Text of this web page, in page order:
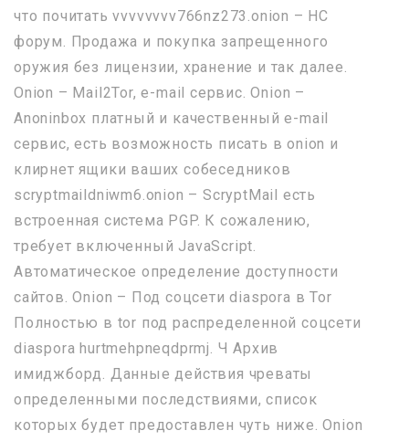
что почитать vvvvvvvv766nz273.onion – НС
форум. Продажа и покупка запрещенного
оружия без лицензии, хранение и так далее.
Onion – Mail2Tor, e-mail сервис. Onion –
Anoninbox платный и качественный e-mail
сервис, есть возможность писать в onion и
клирнет ящики ваших собеседников
scryptmaildniwm6.onion – ScryptMail есть
встроенная система PGP. К сожалению,
требует включенный JavaScript.
Автоматическое определение доступности
сайтов. Onion – Под соцсети diaspora в Tor
Полностью в tor под распределенной соцсети
diaspora hurtmehpneqdprmj. Ч Архив
имиджборд. Данные действия чреваты
определенными последствиями, список
которых будет предоставлен чуть ниже. Onion